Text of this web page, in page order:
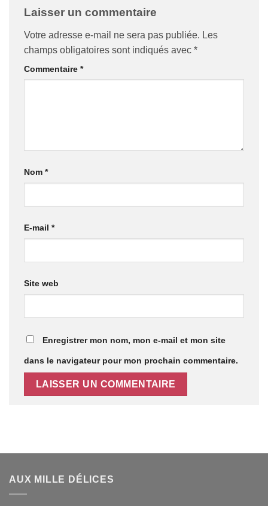
Laisser un commentaire
Votre adresse e-mail ne sera pas publiée. Les
champs obligatoires sont indiqués avec *
Commentaire *
Nom *
E-mail *
Site web
Enregistrer mon nom, mon e-mail et mon site
dans le navigateur pour mon prochain commentaire.
AUX MILLE DÉLICES